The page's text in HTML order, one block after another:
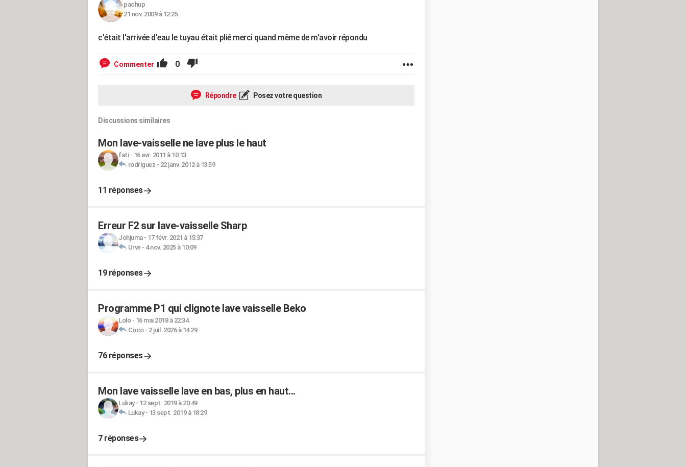
pachup
21 nov. 2009 à 12:25
c'était l'arrivée d'eau le tuyau était plié merci quand même de m'avoir répondu
Commenter 0
Répondre Posez votre question
Discussions similaires
Mon lave-vaisselle ne lave plus le haut
fati- 16 avr. 2011 à 10:13
rodriguez - 22 janv. 2012 à 13:59
11 réponses
Erreur F2 sur lave-vaisselle Sharp
Johjuma- 17 févr. 2021 à 15:37
Urve- 4 nov. 2025 à 10:09
19 réponses
Programme P1 qui clignote lave vaisselle Beko
Lolo- 16 mai 2018 à 22:34
Coco- 2 juil. 2026 à 14:29
76 réponses
Mon lave vaisselle lave en bas, plus en haut...
Lukay- 12 sept. 2019 à 20:49
Lukay- 13 sept. 2019 à 18:29
7 réponses